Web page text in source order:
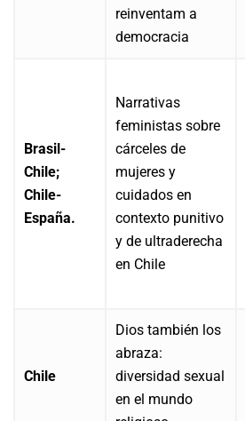
reinventam a
democracia
Brasil-
Chile;
Chile-
España.
Narrativas
feministas sobre
cárceles de
mujeres y
cuidados en
contexto punitivo
y de ultraderecha
en Chile
Chile
Dios también los
abraza:
diversidad sexual
en el mundo